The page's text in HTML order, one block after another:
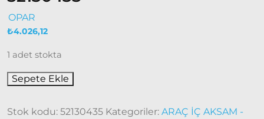
2001 –
2006
2006 –
Modeller
OPAR
₺4.026,12
1 adet stokta
Sepete Ekle
Stok kodu: 52130435 Kategoriler: ARAÇ İÇ AKSAM -